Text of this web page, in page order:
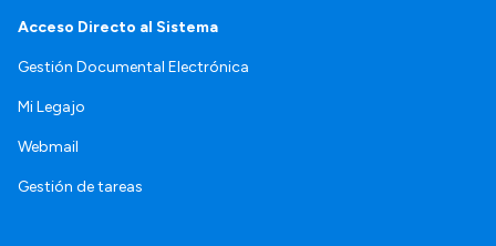
Acceso Directo al Sistema
Gestión Documental Electrónica
Mi Legajo
Webmail
Gestión de tareas